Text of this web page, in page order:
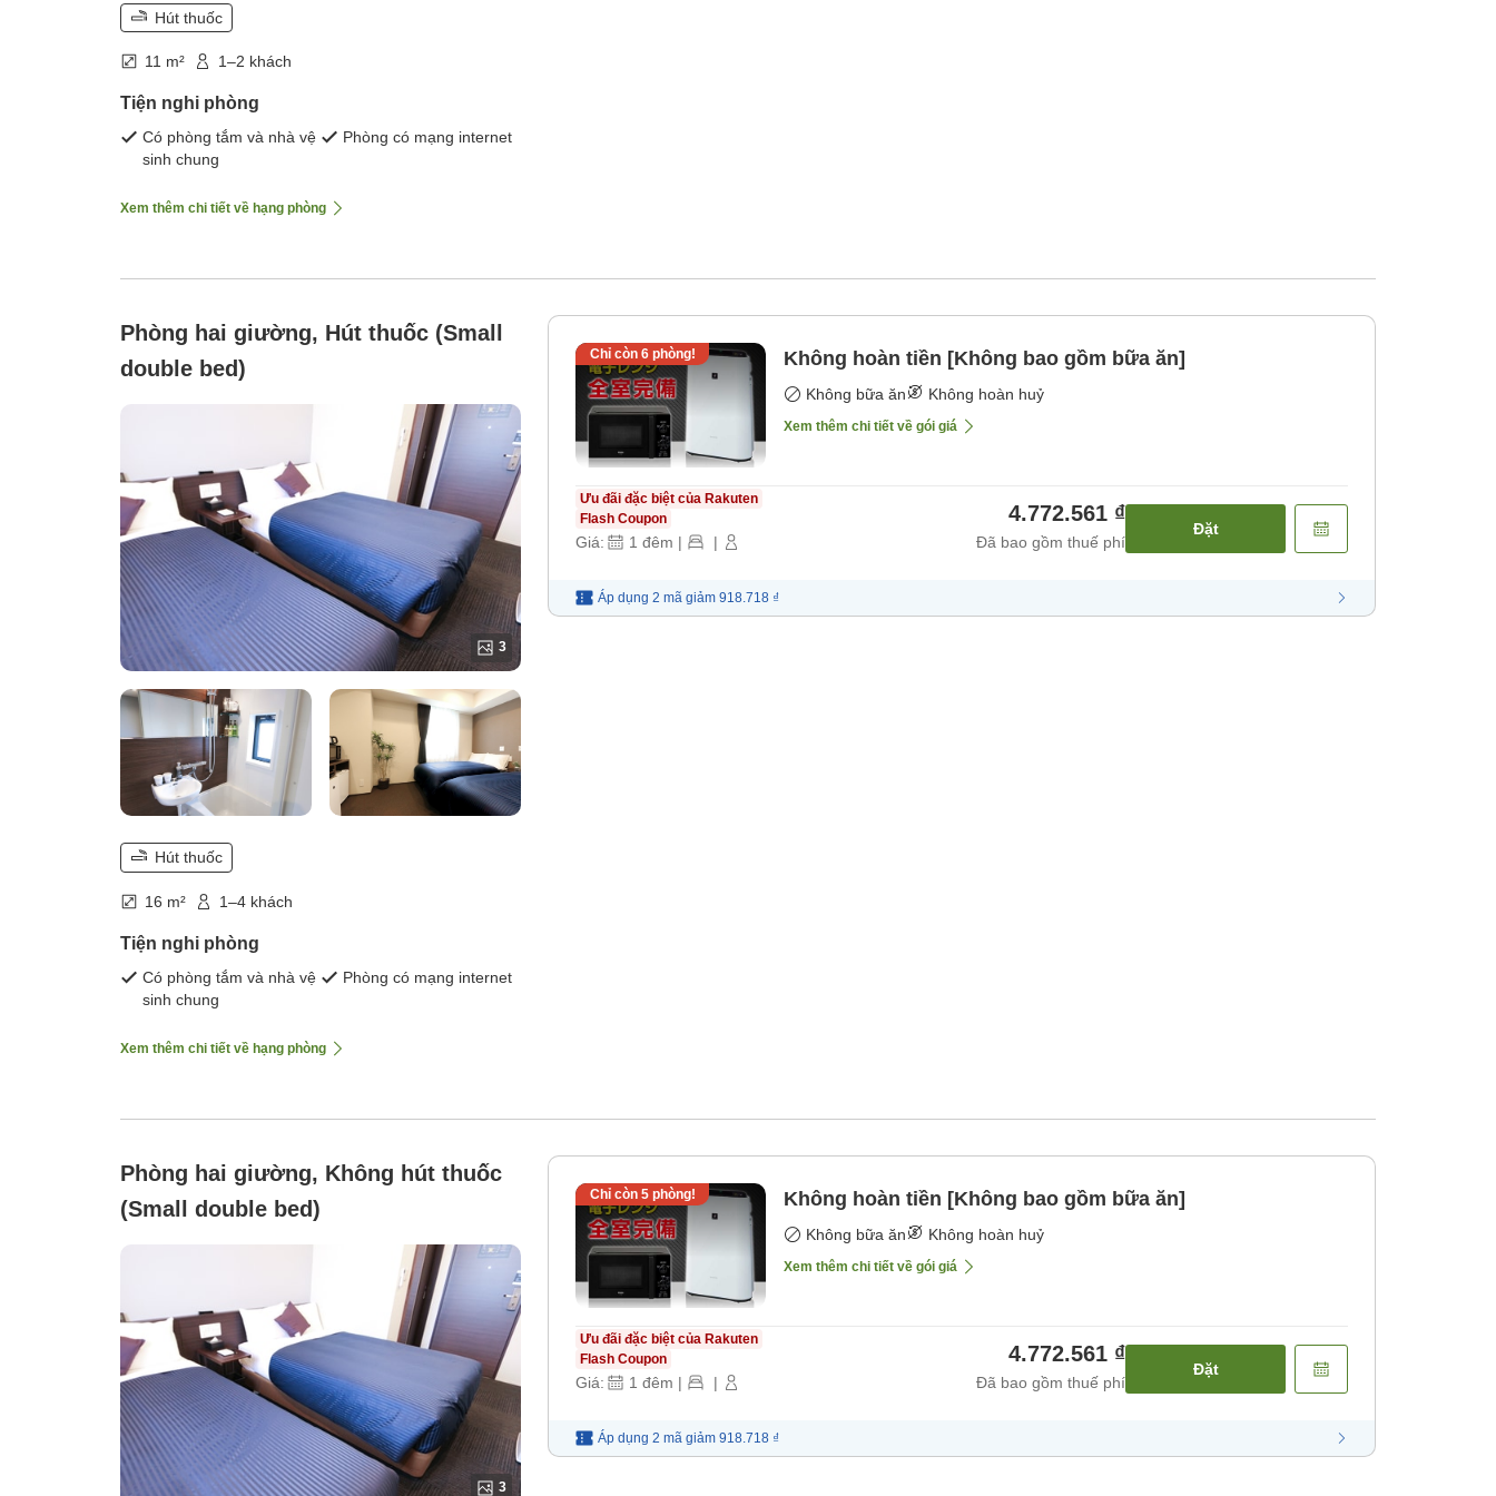
Hút thuốc
11 m² 1–2 khách
Tiện nghi phòng
Có phòng tắm và nhà vệ
sinh chung
Phòng có mạng internet
Xem thêm chi tiết về hạng phòng
Phòng hai giường, Hút thuốc (Small
double bed)
3
Hút thuốc
16 m² 1–4 khách
Tiện nghi phòng
Có phòng tắm và nhà vệ
sinh chung
Phòng có mạng internet
Xem thêm chi tiết về hạng phòng
Chỉ còn 6phòng! Không hoàn tiền [Không bao gồm bữa ăn]
Không bữa ăn Không hoàn huỷ
Xem thêm chi tiết về gói giá
Ưu đãi đặc biệt của Rakuten
Flash Coupon
Giá: 1 đêm | |
4.772.561 ₫
Đã bao gồm thuế phí
Đặt
Áp dụng 2 mã giảm 918.718 ₫
Phòng hai giường, Không hút thuốc
(Small double bed)
3
Chỉ còn 5phòng! Không hoàn tiền [Không bao gồm bữa ăn]
Không bữa ăn Không hoàn huỷ
Xem thêm chi tiết về gói giá
Ưu đãi đặc biệt của Rakuten
Flash Coupon
Giá: 1 đêm | |
4.772.561 ₫
Đã bao gồm thuế phí
Đặt
Áp dụng 2 mã giảm 918.718 ₫